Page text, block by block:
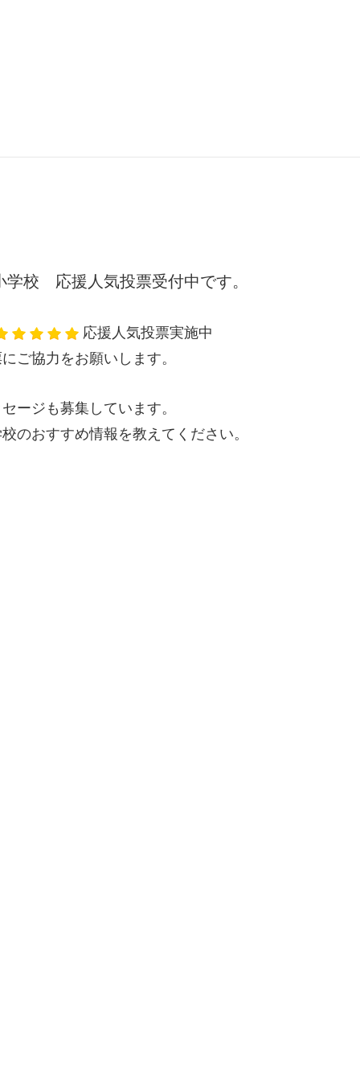
学校 応援人気投票受付中です。
応援人気投票実施中
ご協力をお願いします。
ージも募集しています。
のおすすめ情報を教えてください。